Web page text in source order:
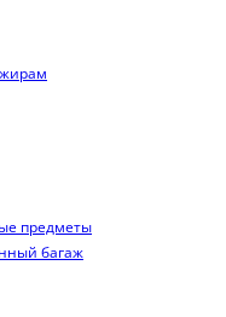
предметы
багаж